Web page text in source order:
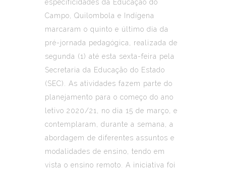
especificidades da Educação do
Campo, Quilombola e Indígena
marcaram o quinto e último dia da
pré-jornada pedagógica, realizada de
segunda (1) até esta sexta-feira pela
Secretaria da Educação do Estado
(SEC). As atividades fazem parte do
planejamento para o começo do ano
letivo 2020/21, no dia 15 de março, e
contemplaram, durante a semana, a
abordagem de diferentes assuntos e
modalidades de ensino, tendo em
vista o ensino remoto. A iniciativa foi